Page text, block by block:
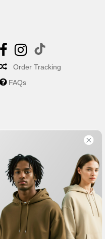
Order Tracking
FAQs
|Chicago Philadelphia|
| | San Jose |Austin
Charlotte